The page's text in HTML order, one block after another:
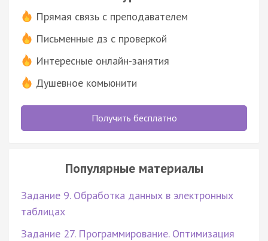
Прямая связь с преподавателем
Письменные дз с проверкой
Интересные онлайн-занятия
Душевное комьюнити
Получить бесплатно
Популярные материалы
Задание 9. Обработка данных в электронных
таблицах
Задание 27. Программирование. Оптимизация